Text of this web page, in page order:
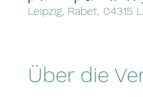
Leipzig, Rabet, 04315
Über die